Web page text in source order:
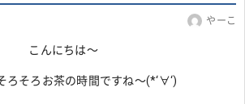
やーこ
こんにちは～
ろそろお茶の時間ですね～(*‘∀‘)